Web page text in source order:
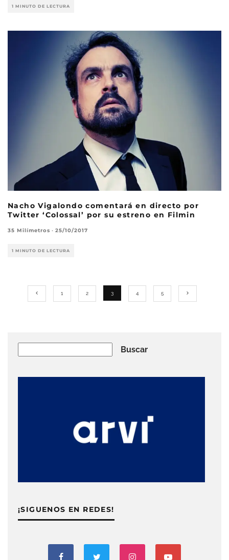
1 MINUTO DE LECTURA
Nacho Vigalondo comentará en directo por
Twitter ‘Colossal’ por su estreno en Filmin
35 Milímetros · 25/10/2017
1 MINUTO DE LECTURA
1 2 3 4 5
Buscar
¡SIGUENOS EN REDES!